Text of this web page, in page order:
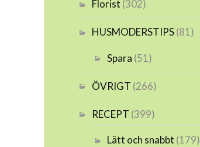
Florist (302)
HUSMODERSTIPS(81)
Spara (51)
ÖVRIGT (266)
RECEPT (399)
Lätt och snabbt (179)